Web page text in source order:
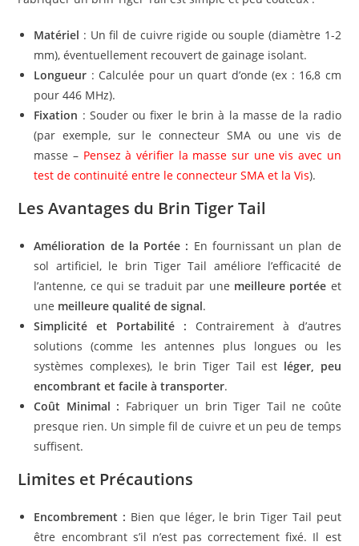
Matériel : Un fil de cuivre rigide ou souple (diamètre 1-2
mm), éventuellement recouvert de gainage isolant.
Longueur : Calculée pour un quart d’onde (ex : 16,8 cm
pour 446 MHz).
Fixation : Souder ou fixer le brin à la masse de la radio
(par exemple, sur le connecteur SMA ou une vis de
masse – Pensez à vérifier la masse sur une vis avec un
test de continuité entre le connecteur SMA et la Vis).
Les Avantages du Brin Tiger Tail
Amélioration de la Portée : En fournissant un plan de
sol artificiel, le brin Tiger Tail améliore l’efficacité de
l’antenne, ce qui se traduit par une meilleure portée et
une meilleure qualité de signal.
Simplicité et Portabilité : Contrairement à d’autres
solutions (comme les antennes plus longues ou les
systèmes complexes), le brin Tiger Tail est léger, peu
encombrant et facile à transporter.
Coût Minimal : Fabriquer un brin Tiger Tail ne coûte
presque rien. Un simple fil de cuivre et un peu de temps
suffisent.
Limites et Précautions
Encombrement : Bien que léger, le brin Tiger Tail peut
être encombrant s’il n’est pas correctement fixé. Il est